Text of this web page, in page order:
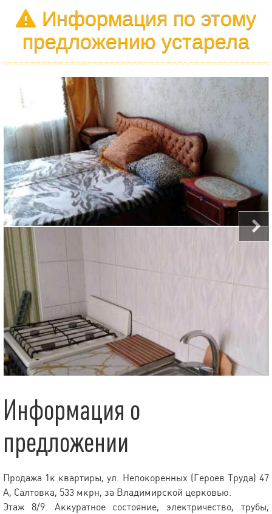
Информация по этому
предложению устарела
Информация о
предложении
Продажа 1к квартиры, ул. Непокоренных (Героев Труда) 47
А, Салтовка, 533 мкрн, за Владимирской церковью.
Этаж 8/9. Аккуратное состояние, электричество, трубы,